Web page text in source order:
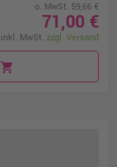
o. MwSt. 59,66 €
71,00 €
inkl. MwSt. zzgl. Versand
shopping_cart